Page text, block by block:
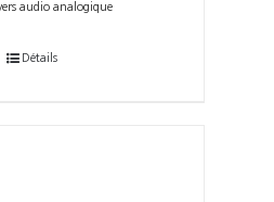
audio analogique
Détails